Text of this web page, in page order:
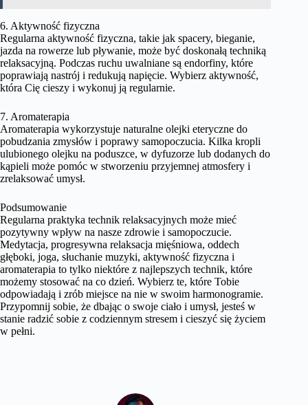
6. Aktywność fizyczna
Regularna aktywność fizyczna, takie jak spacery, bieganie,
jazda na rowerze lub pływanie, może być doskonałą techniką
relaksacyjną. Podczas ruchu uwalniane są endorfiny, które
poprawiają nastrój i redukują napięcie. Wybierz aktywność,
która Cię cieszy i wykonuj ją regularnie.
7. Aromaterapia
Aromaterapia wykorzystuje naturalne olejki eteryczne do
pobudzania zmysłów i poprawy samopoczucia. Kilka kropli
ulubionego olejku na poduszce, w dyfuzorze lub dodanych do
kąpieli może pomóc w stworzeniu przyjemnej atmosfery i
zrelaksować umysł.
Podsumowanie
Regularna praktyka technik relaksacyjnych może mieć
pozytywny wpływ na nasze zdrowie i samopoczucie.
Medytacja, progresywna relaksacja mięśniowa, oddech
głęboki, joga, słuchanie muzyki, aktywność fizyczna i
aromaterapia to tylko niektóre z najlepszych technik, które
możemy stosować na co dzień. Wybierz te, które Tobie
odpowiadają i zrób miejsce na nie w swoim harmonogramie.
Przypomnij sobie, że dbając o swoje ciało i umysł, jesteś w
stanie radzić sobie z codziennym stresem i cieszyć się życiem
w pełni.